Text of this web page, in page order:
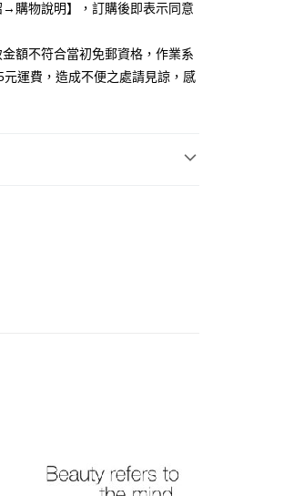
)免運費
)免運費
)免運費
)免運費
購物說明】，訂購後即表示同意
額不符合當初免郵資格，作業系
運費，造成不便之處請見諒，感